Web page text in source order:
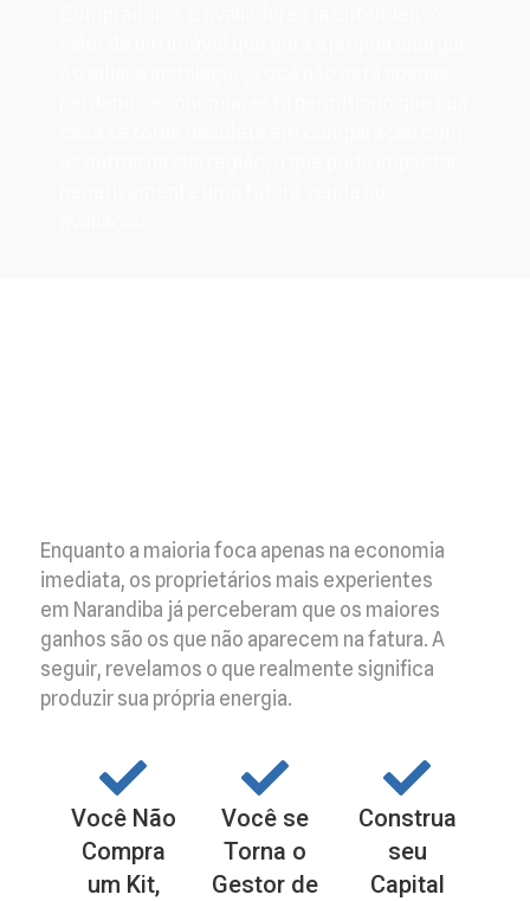
Enquanto a maioria foca apenas na economia
imediata, os proprietários mais experientes
em Narandiba já perceberam que os maiores
ganhos são os que não aparecem na fatura. A
seguir, revelamos o que realmente significa
produzir sua própria energia.
Você Não
Compra
um Kit,
Você se
Torna o
Gestor de
Construa
seu
Capital